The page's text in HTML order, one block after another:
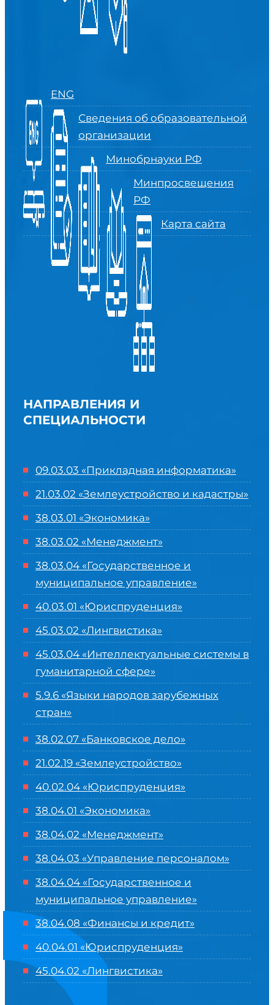
ENG
Сведения об образовательной
организации
Минобрнауки РФ
Минпросвещения
РФ
Карта сайта
НАПРАВЛЕНИЯ И
СПЕЦИАЛЬНОСТИ
09.03.03 «Прикладная информатика»
21.03.02 «Землеустройство и кадастры»
38.03.01 «Экономика»
38.03.02 «Менеджмент»
38.03.04 «Государственное и
муниципальное управление»
40.03.01 «Юриспруденция»
45.03.02 «Лингвистика»
45.03.04 «Интеллектуальные системы в
гуманитарной сфере»
5.9.6 «Языки народов зарубежных
стран»
38.02.07 «Банковское дело»
21.02.19 «Землеустройство»
40.02.04 «Юриспруденция»
38.04.01 «Экономика»
38.04.02 «Менеджмент»
38.04.03 «Управление персоналом»
38.04.04 «Государственное и
муниципальное управление»
38.04.08 «Финансы и кредит»
40.04.01 «Юриспруденция»
45.04.02 «Лингвистика»